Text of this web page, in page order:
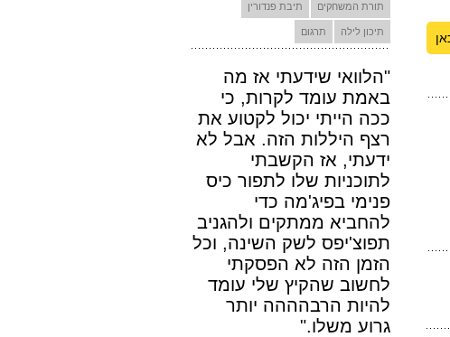
תורת המשחקים תיבת פנדורין
תיכון לילה תרגום
"הלוואי שידעתי אז מה
באמת עומד לקרות, כי
ככה הייתי יכול לקטוע את
רצף היללות הזה. אבל לא
ידעתי, אז הקשבתי
לתוכניות שלו לתפור כיס
פנימי בפיג'מה כדי
להחביא ממתקים ולהגניב
תפוצ'יפס לשק השינה, וכל
הזמן הזה לא הפסקתי
לחשוב שהקיץ שלי עומד
להיות הרבהההה יותר
גרוע משלו."